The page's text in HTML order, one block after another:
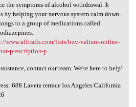
the symptoms of alcohol withdrawal. It
by helping your nervous system calm down.
to a group of medications called
www.alltrails.com/lists/buy-valium-online-
prescription-p...
contact our team. We're here to help!
688 Laveta terrace los Angeles California